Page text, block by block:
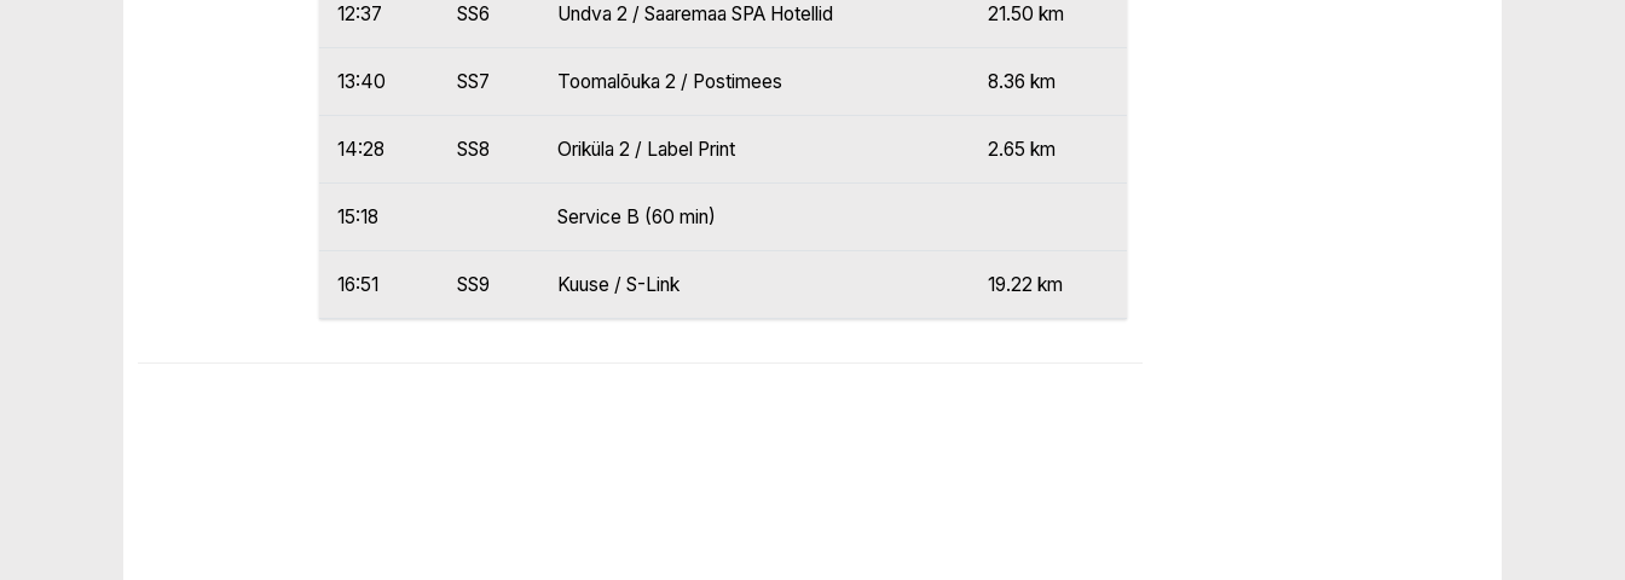
12:37 SS6 Undva 2 / Saaremaa SPA Hotellid 21.50 km
13:40 SS7 Toomalõuka 2 / Postimees 8.36 km
14:28 SS8 Oriküla 2 / Label Print 2.65 km
15:18 Service B (60 min)
16:51 SS9 Kuuse / S-Link 19.22 km